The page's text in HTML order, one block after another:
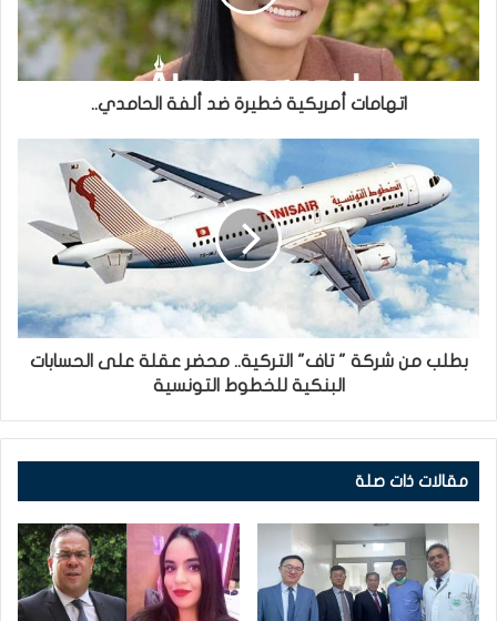
اتهامات أمريكية خطيرة ضد ألفة الحامدي..
بطلب من شركة " تاف" التركية.. محضر عقلة على الحسابات
البنكية للخطوط التونسية
مقالات ذات صلة